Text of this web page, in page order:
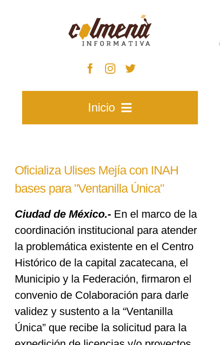
Inicio
Zacatecas
Municipios
Especiales
Nacional
Opinión
Oficializa Ulises Mejía con INAH
bases para "Ventanilla Única"
Ciudad de México.- En el marco de la
coordinación institucional para atender
la problemática existente en el Centro
Histórico de la capital zacatecana, el
Municipio y la Federación, firmaron el
convenio de Colaboración para darle
validez y sustento a la “Ventanilla
Única” que recibe la solicitud para la